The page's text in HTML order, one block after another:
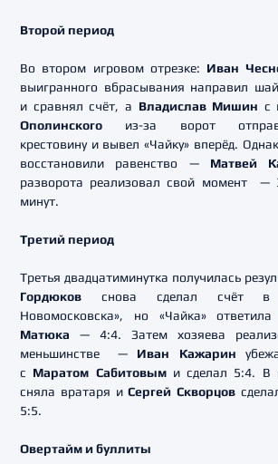
Второй период
Во втором игровом отрезке: Иван
выигранного вбрасывания направил
и сравнял счёт, а Владислав Мишин с
Ополинского из-за ворот
крестовину и вывел «Чайку» вперёд.
восстановили равенство — Матвей
разворота реализовал свой момент —
минут.
Третий период
Третья двадцатиминутка получилась
Гордюков снова сделал счёт в
Новомосковска», но «Чайка»
Матюка — 4:4. Затем хозяева
меньшинстве — Иван Кажарин
с Маратом Сабитовыми сделал 5:4. В
сняла вратаря иСергей Скворцов
5:5.
Овертайм и буллиты